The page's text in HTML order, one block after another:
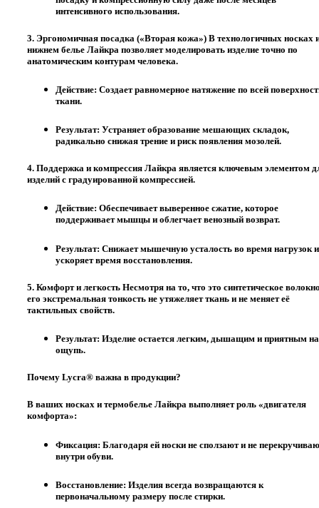
интенсивного использования.
3. Эргономичная посадка («Вторая кожа») В технологичных носках
нижнем белье Лайкра позволяет моделировать изделие точно по
анатомическим контурам человека.
Действие: Создает равномерное натяжение по всей
ткани.
Результат: Устраняет образование мешающих складок,
радикально снижая трение и риск появления мозолей.
4. Поддержка и компрессия Лайкра является ключевым элементом
изделий с градуированной компрессией.
Действие: Обеспечивает выверенное сжатие, которое
поддерживает мышцы и облегчает венозный возврат.
Результат: Снижает мышечную усталость во время нагрузок и
ускоряет время восстановления.
5. Комфорт и легкость Несмотря на то, что это синтетическое
его экстремальная тонкость не утяжеляет ткань и не меняет её
тактильных свойств.
Результат: Изделие остается легким, дышащим и приятным на
ощупь.
Почему Lycra® важна в продукции?
В ваших носках и термобелье Лайкра выполняет роль «двигателя
комфорта»:
Фиксация: Благодаря ей носки не сползают и не
внутри обуви.
Восстановление: Изделия всегда возвращаются к
первоначальному размеру после стирки.